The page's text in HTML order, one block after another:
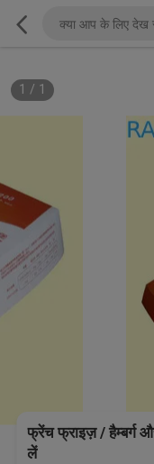
1 / 1
फ्रेंच फ्राइज़ / हैम्बर्ग
लें